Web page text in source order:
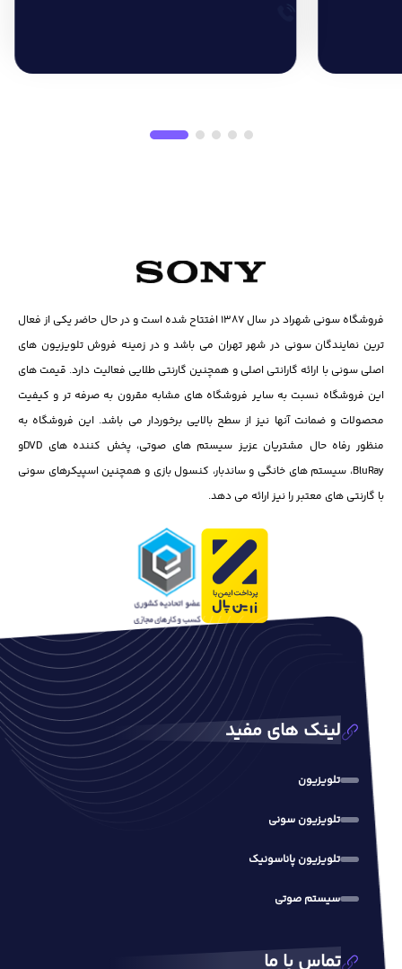
فروشگاه سونی شهراد در سال ۱۳۸۷ افتتاح شده است و در حال حاضر یکی از فعال
ترین نمایندگان سونی در شهر تهران می باشد و در زمینه فروش تلویزیون های
اصلی سونی با ارائه گارانتی اصلی و همچنین گارنتی طلایی فعالیت دارد. قیمت های
این فروشگاه نسبت به سایر فروشگاه های مشابه مقرون به صرفه تر و کیفیت
محصولات و ضمانت آنها نیز از سطح بالایی برخوردار می باشد. این فروشگاه به
منظور رفاه حال مشتریان عزیز سیستم های صوتی، پخش کننده های DVD‌و
BluRay، سیستم های خانگی و ساندبار، کنسول بازی و همچنین اسپیکرهای سونی
با گارنتی های معتبر را نیز ارائه می دهد.
لینک های مفید
تلویزیون
تلویزیون سونی
تلویزیون پاناسونیک
سیستم صوتی
تماس با ما